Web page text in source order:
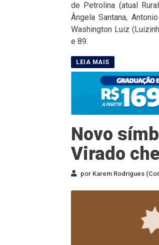
de Petrolina (atual
Ângela Santana,
Washington Luiz
e 89.
Novo
Virado
por Karem Rodrigues